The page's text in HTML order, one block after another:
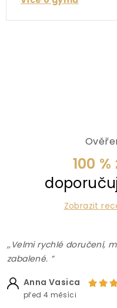
100
Zobrazit
,,Velmi rychlé doručení,
zabalené. ”
Anna Vasica
před 4 měsíci